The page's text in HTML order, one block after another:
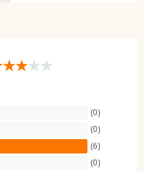
(0)
(0)
(6)
(0)